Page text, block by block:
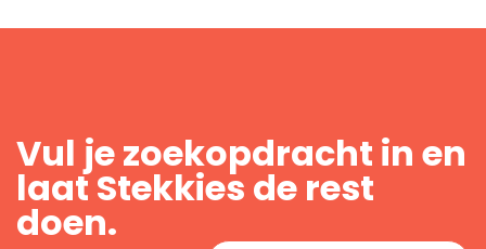
Vul je zoekopdracht in en
laat Stekkies de rest
doen.